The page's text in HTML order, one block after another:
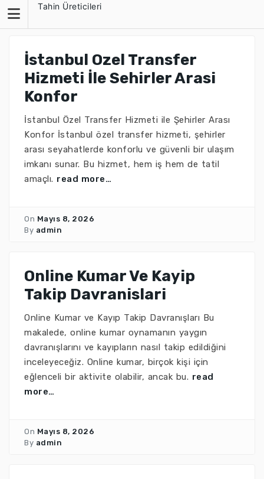
content
Tahin Üreticileri
İstanbul Ozel Transfer
Hizmeti İle Sehirler Arasi
Konfor
İstanbul Özel Transfer Hizmeti ile Şehirler Arası
Konfor İstanbul özel transfer hizmeti, şehirler
arası seyahatlerde konforlu ve güvenli bir ulaşım
imkanı sunar. Bu hizmet, hem iş hem de tatil
amaçlı. read more…
On Mayıs 8, 2026
By admin
Online Kumar Ve Kayip
Takip Davranislari
Online Kumar ve Kayıp Takip Davranışları Bu
makalede, online kumar oynamanın yaygın
davranışlarını ve kayıpların nasıl takip edildiğini
inceleyeceğiz. Online kumar, birçok kişi için
eğlenceli bir aktivite olabilir, ancak bu. read
more…
On Mayıs 8, 2026
By admin